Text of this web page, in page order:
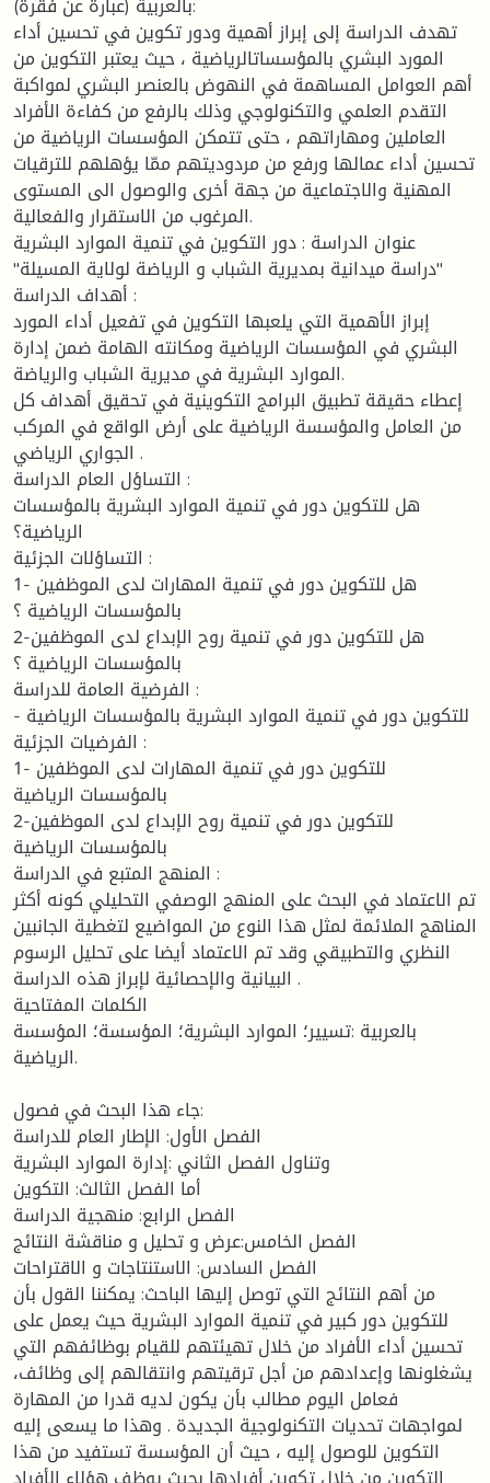
تهدف الدراسة إلى إبراز أهمية ودور تكوين في تحسين أداء
المورد البشري بالمؤسساتالرياضية ، حيث يعتبر التكوين من
أهم العوامل المساهمة في النهوض بالعنصر البشري لمواكبة
التقدم العلمي والتكنولوجي وذلك بالرفع من كفاءة الأفراد
العاملين ومهاراتهم ، حتى تتمكن المؤسسات الرياضية من
تحسين أداء عمالها ورفع من مردوديتهم ممّا يؤهلهم للترقيات
المهنية والاجتماعية من جهة أخرى والوصول الى المستوى
المرغوب من الاستقرار والفعالية.
عنوان الدراسة : دور التكوين في تنمية الموارد البشرية
"دراسة ميدانية بمديرية الشباب و الرياضة لولاية المسيلة"
أهداف الدراسة :
إبراز الأهمية التي يلعبها التكوين في تفعيل أداء المورد
البشري في المؤسسات الرياضية ومكانته الهامة ضمن إدارة
الموارد البشرية في مديرية الشباب والرياضة.
إعطاء حقيقة تطبيق البرامج التكوينية في تحقيق أهداف كل
من العامل والمؤسسة الرياضية على أرض الواقع في المركب
الجواري الرياضي .
التساؤل العام الدراسة :
هل للتكوين دور في تنمية الموارد البشرية بالمؤسسات
الرياضية؟
التساؤلات الجزئية :
1- هل للتكوين دور في تنمية المهارات لدى الموظفين
بالمؤسسات الرياضية ؟
2-هل للتكوين دور في تنمية روح الإبداع لدى الموظفين
بالمؤسسات الرياضية ؟
الفرضية العامة للدراسة :
- للتكوين دور في تنمية الموارد البشرية بالمؤسسات الرياضية
الفرضيات الجزئية :
1- للتكوين دور في تنمية المهارات لدى الموظفين
بالمؤسسات الرياضية
2-للتكوين دور في تنمية روح الإبداع لدى الموظفين
بالمؤسسات الرياضية
المنهج المتبع في الدراسة :
تم الاعتماد في البحث على المنهج الوصفي التحليلي كونه أكثر
المناهج الملائمة لمثل هذا النوع من المواضيع لتغطية الجانبين
النظري والتطبيقي وقد تم الاعتماد أيضا على تحليل الرسوم
البيانية والإحصائية لإبراز هذه الدراسة .
الكلمات المفتاحية
بالعربية :تسيير؛ الموارد البشرية؛ المؤسسة؛ المؤسسة
الرياضية.
جاء هذا البحث في فصول:
الفصل الأول: الإطار العام للدراسة
وتناول الفصل الثاني :إدارة الموارد البشرية
أما الفصل الثالث: التكوين
الفصل الرابع: منهجية الدراسة
الفصل الخامس:عرض و تحليل و مناقشة النتائج
الفصل السادس: الاستنتاجات و الاقتراحات
من أهم النتائج التي توصل إليها الباحث: يمكننا القول بأن
للتكوين دور كبير في تنمية الموارد البشرية حيث يعمل على
تحسين أداء الأفراد من خلال تهيئتهم للقيام بوظائفهم التي
يشغلونها وإعدادهم من أجل ترقيتهم وانتقالهم إلى وظائف،
فعامل اليوم مطالب بأن يكون لديه قدرا من المهارة
لمواجهات تحديات التكنولوجية الجديدة . وهذا ما يسعى إليه
التكوين للوصول إليه ، حيث أن المؤسسة تستفيد من هذا